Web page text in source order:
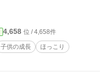
4,658 位 / 4,658件
子供の成長
ほっこり